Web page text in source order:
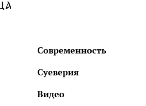
Современность
Суеверия
Видео